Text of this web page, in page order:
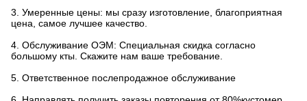
3. Умеренные цены: мы сразу изготовление, благоприятная
цена, самое лучшее качество.
4. Обслуживание ОЭМ: Специальная скидка согласно
большому кты. Скажите нам ваше требование.
5. Ответственное послепродажное обслуживание